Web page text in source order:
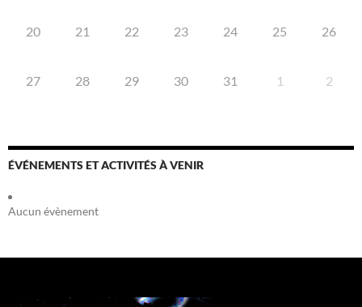
20 21 22 23 24 25 26
27 28 29 30 31 1 2
ÉVÉNEMENTS ET ACTIVITÉS À VENIR
Aucun évènement